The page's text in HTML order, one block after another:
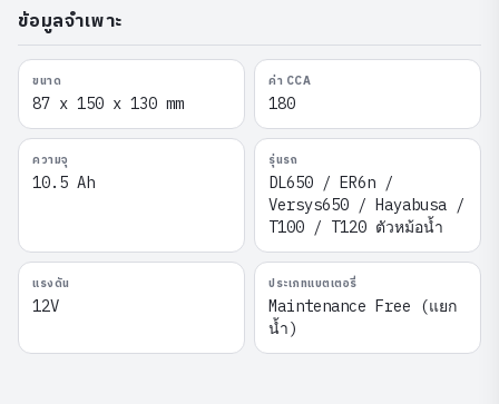
ข้อมูลจำเพาะ
ขนาด
87 x 150 x 130 mm
ค่า CCA
180
ความจุ
10.5 Ah
รุ่นรถ
DL650 / ER6n /
Versys650 / Hayabusa /
T100 / T120 ตัวหม้อน้ำ
แรงดัน
12V
ประเภทแบตเตอรี่
Maintenance Free (แยก
น้ำ)